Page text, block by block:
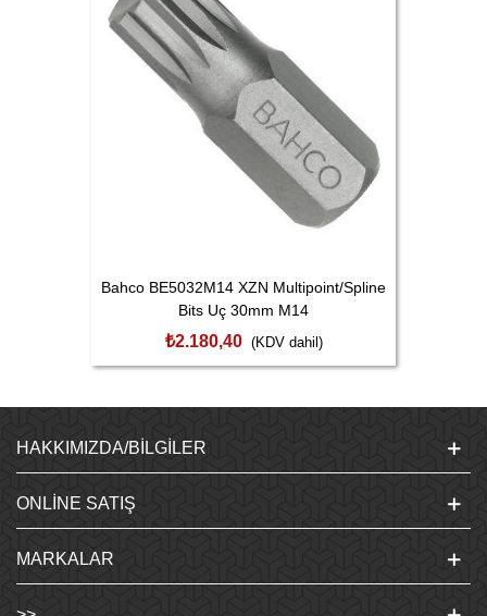
Bahco BE5032M14 XZN Multipoint/Spline
Bits Uç 30mm M14
₺2.180,40 (KDV dahil)
HAKKIMIZDA/BILGILER
ONLINE SATIŞ
MARKALAR